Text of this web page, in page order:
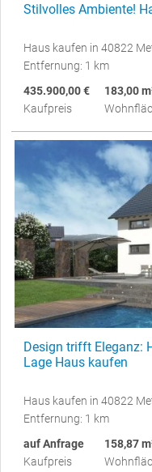
Stilvolles Ambiente!
Haus kaufen in 40822
Entfernung: 1 km
435.900,00 €
Kaufpreis
183,00
Design trifft Eleganz:
Lage Haus kaufen
Haus kaufen in 40822
Entfernung: 1 km
auf Anfrage
Kaufpreis
158,87